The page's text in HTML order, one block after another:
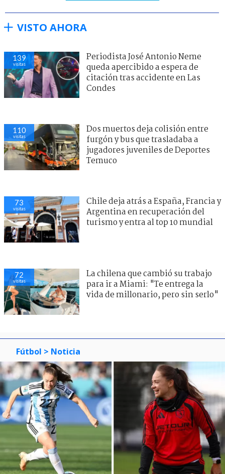
VISTO AHORA
139
visitas
Periodista José Antonio Neme
queda apercibido a espera de
citación tras accidente en Las
Condes
110
visitas
Dos muertos deja colisión entre
furgón y bus que trasladaba a
jugadores juveniles de Deportes
Temuco
73
visitas
Chile deja atrás a España, Francia y
Argentina en recuperación del
turismo y entra al top 10 mundial
72
visitas
La chilena que cambió su trabajo
para ir a Miami: "Te entrega la
vida de millonario, pero sin serlo"
Fútbol > Noticia